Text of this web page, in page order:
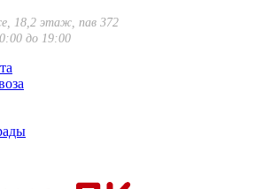
18,2 этаж, пав 372
до 19:00